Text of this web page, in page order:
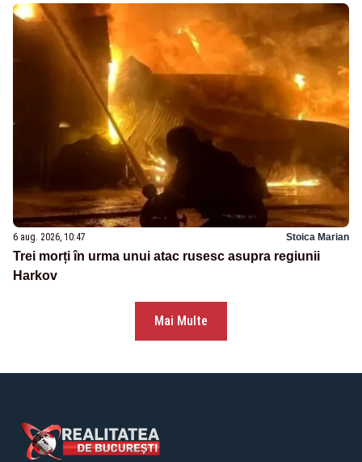
6 aug. 2026, 10:47 Stoica Marian
Trei morți în urma unui atac rusesc asupra regiunii
Harkov
Mai Multe